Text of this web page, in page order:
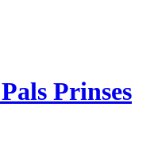
Prinses